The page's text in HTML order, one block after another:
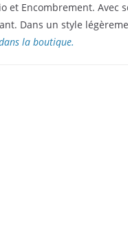
et Encombrement. Avec
Dans un style
la boutique.